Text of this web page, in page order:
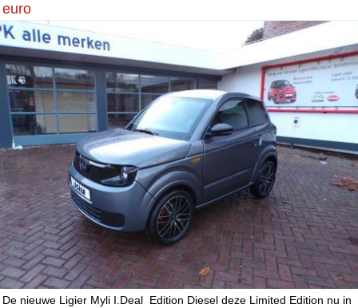
euro
De nieuwe Ligier Myli I.Deal Edition Diesel deze Limited Edition nu in